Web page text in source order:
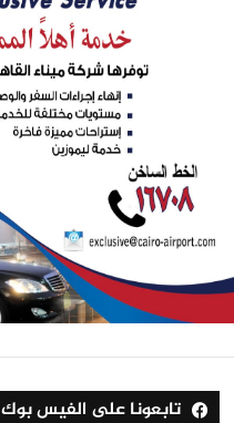
تابعونا على الفيس بوك